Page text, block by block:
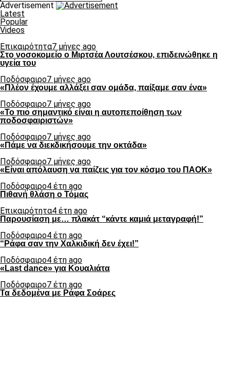
Advertisement
Latest
Popular
Videos
Επικαιρότητα7 μήνες ago
Στο νοσοκομείο ο Μιρτσέα Λουτσέσκου, επιδεινώθηκε η
υγεία του
Ποδόσφαιρο7 μήνες ago
«Πλέον έχουμε αλλάξει σαν ομάδα, παίξαμε σαν ένα»
Ποδόσφαιρο7 μήνες ago
«Το πιο σημαντικό είναι η αυτοπεποίθηση των
ποδοσφαιριστών»
Ποδόσφαιρο7 μήνες ago
«Πάμε να διεκδικήσουμε την οκτάδα»
Ποδόσφαιρο7 μήνες ago
«Είναι απόλαυση να παίζεις για τον κόσμο του ΠΑΟΚ»
Ποδόσφαιρο4 έτη ago
Πιθανή θλάση ο Τόμας
Επικαιρότητα4 έτη ago
Παρουσίαση με… πλακάτ “κάντε καμιά μεταγραφή!”
Ποδόσφαιρο4 έτη ago
“Ράφα σαν την Χαλκιδική δεν έχει!”
Ποδόσφαιρο4 έτη ago
«Last dance» για Κουαλιάτα
Ποδόσφαιρο7 έτη ago
Τα δεδομένα με Ράφα Σοάρες